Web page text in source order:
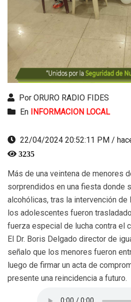
Por ORURO RADIO FIDES
En
INFORMACION LOCAL
22/04/2024 20:52:11 PM /
3235
Más de una veintena de menores
sorprendidos en una fiesta donde
alcohólicas, tras la intervención
los adolescentes fueron
fuerza especial de lucha contra el
El Dr. Boris Delgado director de
señalo que los menores fueron
luego de firmar un acta de
presente una reincidencia a futuro.